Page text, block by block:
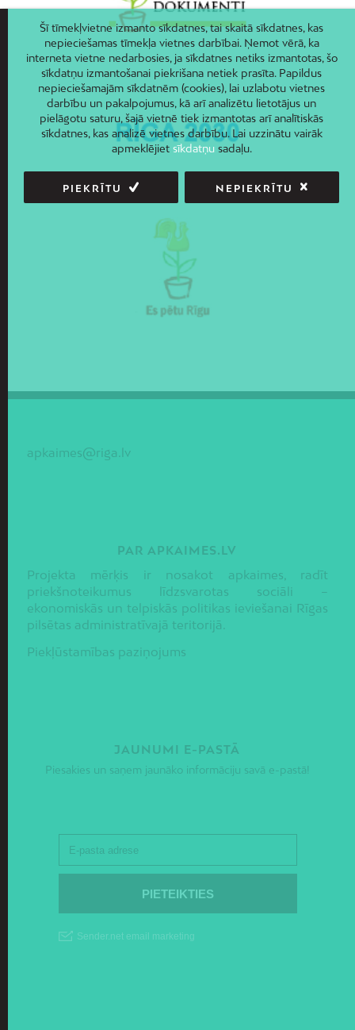
apkaimes@riga.lv
PAR APKAIMES.LV
Projekta mērķis ir nosakot apkaimes, radīt
priekšnoteikumus līdzsvarotas sociāli –
ekonomiskās un telpiskās politikas ieviešanai Rīgas
pilsētas administratīvajā teritorijā.
Piekļūstamības paziņojums
JAUNUMI E-PASTĀ
Piesakies un saņem jaunāko informāciju savā e-pastā!
Šī tīmekļvietne izmanto sīkdatnes, tai skaitā sīkdatnes, kas
nepieciešamas tīmekļa vietnes darbībai. Ņemot vērā, ka
interneta vietne nedarbosies, ja sīkdatnes netiks izmantotas, šo
sīkdatņu izmantošanai piekrišana netiek prasīta. Papildus
nepieciešamajām sīkdatnēm (cookies), lai uzlabotu vietnes
darbību un pakalpojumus, kā arī analizētu lietotājus un
pielāgotu saturu, šajā vietnē tiek izmantotas arī analītiskās
sīkdatnes, kas analizē vietnes darbību. Lai uzzinātu vairāk
apmeklējiet sīkdatņusadaļu.
PIEKRĪTU NEPIEKRĪTU